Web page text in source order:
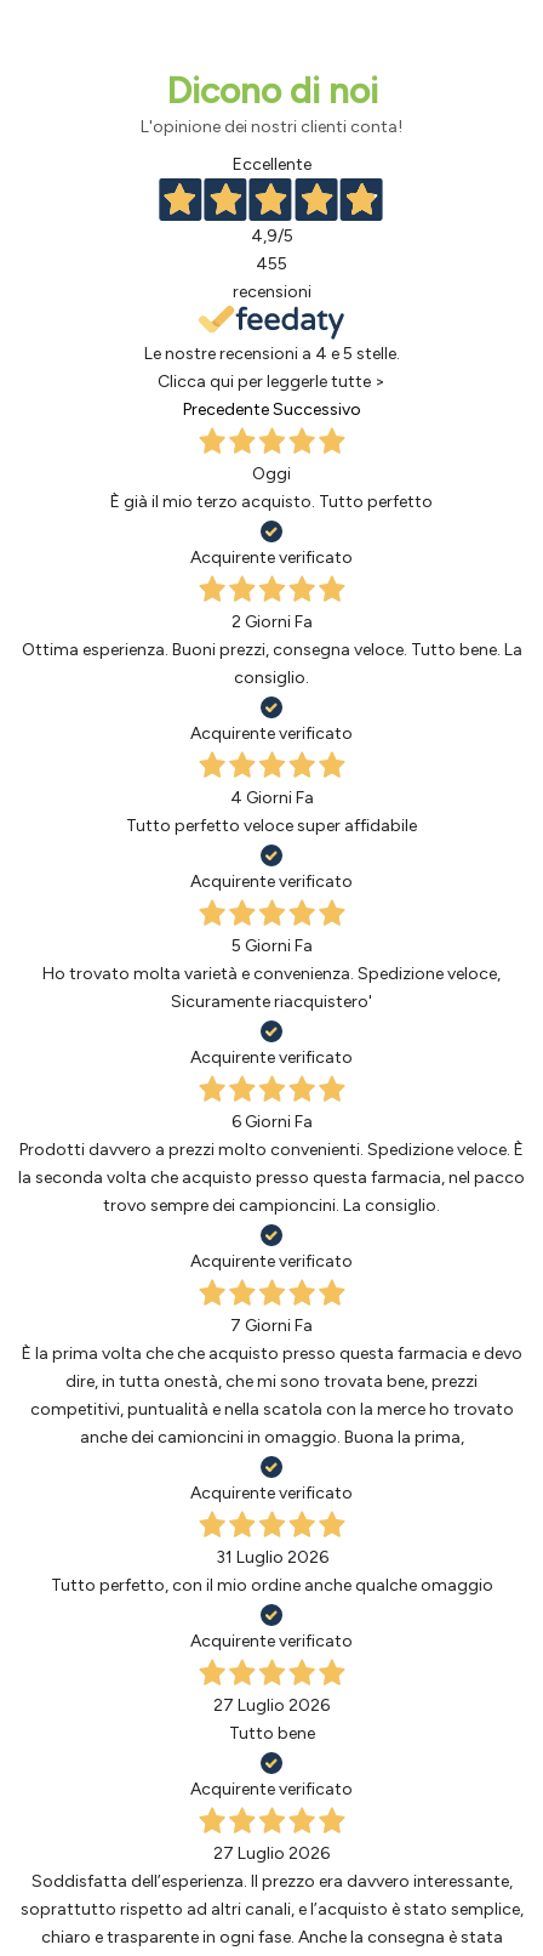
Dicono di noi
L'opinione dei nostri clienti conta!
Eccellente
4,9/5
455
recensioni
Le nostre recensioni a 4 e 5 stelle.
Clicca qui per leggerle tutte >
Precedente Successivo
Oggi
È già il mio terzo acquisto. Tutto perfetto
Acquirente verificato
2 Giorni Fa
Ottima esperienza. Buoni prezzi, consegna veloce. Tutto bene. La
consiglio.
Acquirente verificato
4 Giorni Fa
Tutto perfetto veloce super affidabile
Acquirente verificato
5 Giorni Fa
Ho trovato molta varietà e convenienza. Spedizione veloce,
Sicuramente riacquistero'
Acquirente verificato
6 Giorni Fa
Prodotti davvero a prezzi molto convenienti. Spedizione veloce. È
la seconda volta che acquisto presso questa farmacia, nel pacco
trovo sempre dei campioncini. La consiglio.
Acquirente verificato
7 Giorni Fa
È la prima volta che che acquisto presso questa farmacia e devo
dire, in tutta onestà, che mi sono trovata bene, prezzi
competitivi, puntualità e nella scatola con la merce ho trovato
anche dei camioncini in omaggio. Buona la prima,
Acquirente verificato
31 Luglio 2026
Tutto perfetto, con il mio ordine anche qualche omaggio
Acquirente verificato
27 Luglio 2026
Tutto bene
Acquirente verificato
27 Luglio 2026
Soddisfatta dell’esperienza. Il prezzo era davvero interessante,
soprattutto rispetto ad altri canali, e l’acquisto è stato semplice,
chiaro e trasparente in ogni fase. Anche la consegna è stata